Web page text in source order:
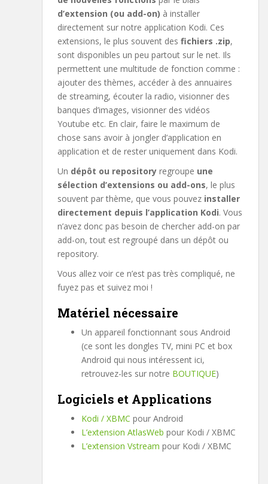
d’extension (ou add-on) à installer
directement sur notre application Kodi. Ces
extensions, le plus souvent des fichiers .zip,
sont disponibles un peu partout sur le net. Ils
permettent une multitude de fonction comme :
ajouter des thèmes, accéder à des annuaires
de streaming, écouter la radio, visionner des
banques d’images, visionner des vidéos
Youtube etc. En clair, faire le maximum de
chose sans avoir à jongler d’application en
application et de rester uniquement dans Kodi.
Un dépôt ou repository regroupe une
sélection d’extensions ou add-ons, le plus
souvent par thème, que vous pouvez installer
directement depuis l’application Kodi. Vous
n’avez donc pas besoin de chercher add-on par
add-on, tout est regroupé dans un dépôt ou
repository.
Vous allez voir ce n’est pas très compliqué, ne
fuyez pas et suivez moi !
Matériel nécessaire
Un appareil fonctionnant sous Android
(ce sont les dongles TV, mini PC et box
Android qui nous intéressent ici,
retrouvez-les sur notre BOUTIQUE)
Logiciels et Applications
Kodi / XBMC pour Android
L’extension AtlasWeb pour Kodi / XBMC
L’extension Vstream pour Kodi / XBMC